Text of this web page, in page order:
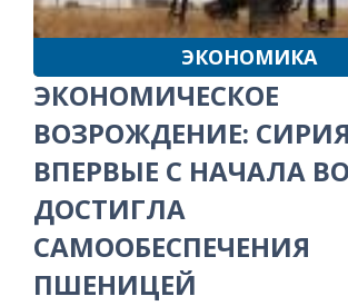
ЭКОНОМИКА
ЭКОНОМИЧЕСКОЕ
ВОЗРОЖДЕНИЕ: СИРИЯ
ВПЕРВЫЕ С НАЧАЛА
ДОСТИГЛА
САМООБЕСПЕЧЕНИЯ
ПШЕНИЦЕЙ